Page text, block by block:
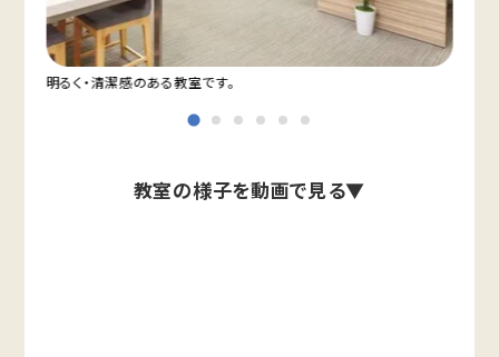
明るく・清潔感のある教室です。
教室の様子を動画で見る▼